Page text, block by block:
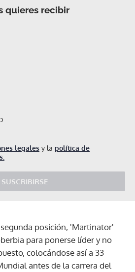
quieres recibir
legales y la política de
SUSCRIBIRSE
posición, 'Martinator'
para ponerse líder y no
colocándose así a 33
antes de la carrera del